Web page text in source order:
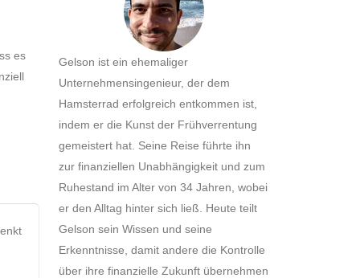
es
Gelson ist ein ehemaliger
Unternehmensingenieur, der dem
Hamsterrad erfolgreich entkommen ist,
indem er die Kunst der Frühverrentung
gemeistert hat. Seine Reise führte ihn
zur finanziellen Unabhängigkeit und zum
Ruhestand im Alter von 34 Jahren, wobei
er den Alltag hinter sich ließ. Heute teilt
Gelson sein Wissen und seine
Erkenntnisse, damit andere die Kontrolle
über ihre finanzielle Zukunft übernehmen